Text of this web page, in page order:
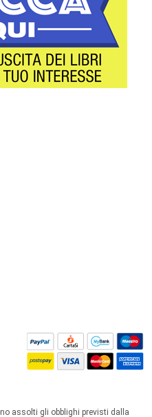
assolti gli obblighi previsti dalla